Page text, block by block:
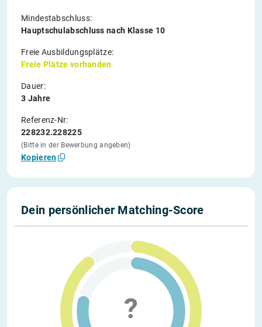
Mindestabschluss:
Hauptschulabschluss nach Klasse 10
Freie Ausbildungsplätze:
Freie Plätze vorhanden
Dauer:
3 Jahre
Referenz-Nr:
228232.228225
(Bitte in der Bewerbung angeben)
Kopieren
Dein persönlicher Matching-Score